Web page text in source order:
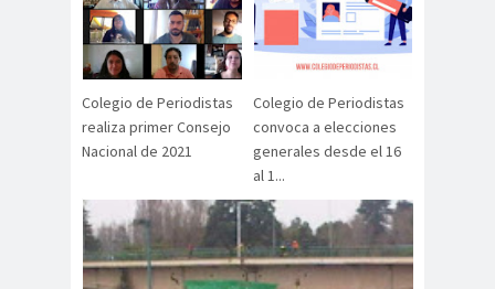
Elizalde
Ortiz
as
Aminátegui
31
Amnistía
Internacional
Andrés
Oppenheimer
ANEF
ANEF
Tarapacá
io
Aniversario
63
Aniversario
65
ANNEF
Antofagas
ta
Colegio de Periodistas
realiza primer Consejo
Nacional de 2021
Colegio de Periodistas
convoca a elecciones
generales desde el 16
al 1...